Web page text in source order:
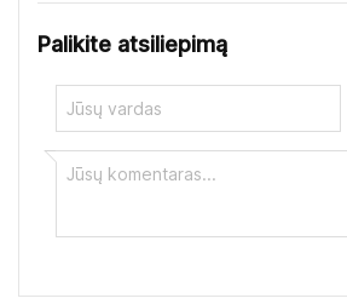
Palikite atsiliepimą